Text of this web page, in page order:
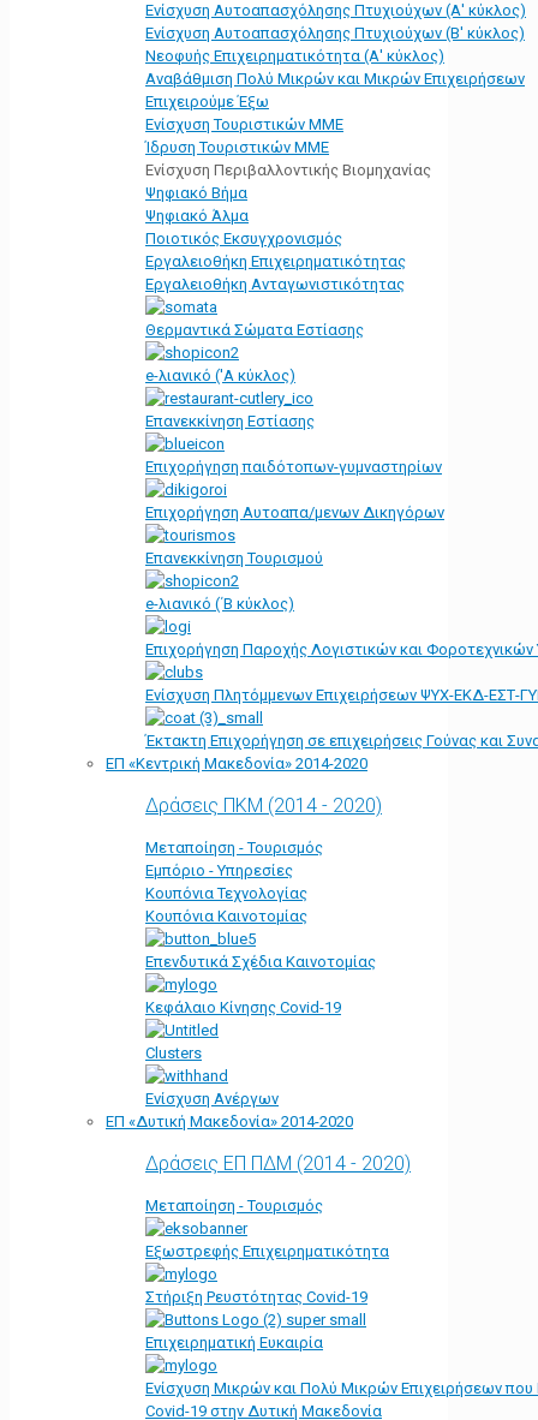
Ενίσχυση Αυτοαπασχόλησης Πτυχιούχων (Α' κύκλος)
Ενίσχυση Αυτοαπασχόλησης Πτυχιούχων (Β' κύκλος)
Νεοφυής Επιχειρηματικότητα (Α' κύκλος)
Αναβάθμιση Πολύ Μικρών και Μικρών Επιχειρήσεων
Επιχειρούμε Έξω
Ενίσχυση Τουριστικών ΜΜΕ
Ίδρυση Τουριστικών ΜΜΕ
Ενίσχυση Περιβαλλοντικής Βιομηχανίας
Ψηφιακό Βήμα
Ψηφιακό Άλμα
Ποιοτικός Εκσυγχρονισμός
Εργαλειοθήκη Eπιχειρηματικότητας
Εργαλειοθήκη Ανταγωνιστικότητας
Θερμαντικά Σώματα Εστίασης
e-λιανικό ('Α κύκλος)
Επανεκκίνηση Εστίασης
Επιχορήγηση παιδότοπων-γυμναστηρίων
Επιχορήγηση Αυτοαπα/μενων Δικηγόρων
Επανεκκίνηση Τουρισμού
e-λιανικό (΄Β κύκλος)
Επιχορήγηση Παροχής Λογιστικών και
Ενίσχυση Πλητόμμενων Επιχειρήσεων ΨΥΧ-ΕΚΔ-ΕΣΤ-
Έκτακτη Επιχορήγηση σε επιχειρήσεις Γούνας και
ΕΠ «Kεντρική Μακεδονία» 2014-2020
Δράσεις ΠΚΜ (2014 - 2020)
Μεταποίηση - Τουρισμός
Εμπόριο - Υπηρεσίες
Κουπόνια Τεχνολογίας
Κουπόνια Καινοτομίας
Επενδυτικά Σχέδια Καινοτομίας
Κεφάλαιο Κίνησης Covid-19
Clusters
Ενίσχυση Ανέργων
ΕΠ «Δυτική Μακεδονία» 2014-2020
Δράσεις ΕΠ ΠΔΜ (2014 - 2020)
Μεταποίηση - Τουρισμός
Εξωστρεφής Επιχειρηματικότητα
Στήριξη Ρευστότητας Covid-19
Επιχειρηματική Ευκαιρία
Ενίσχυση Μικρών και Πολύ Μικρών Επιχειρήσεων
Covid-19 στην Δυτική Μακεδονία